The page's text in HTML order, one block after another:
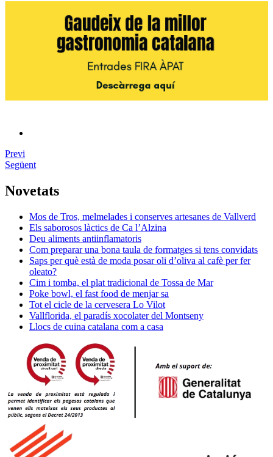
Previ
Següent
Novetats
Mos de Tros, melmelades i conserves artesanes de Vallverd
Els saborosos làctics de Ca l’Alzina
Deu aliments antiinflamatoris
Com preparar una bona taula de formatges si tens convidats
Saps per què està de moda posar oli d’oliva al cafè per fer
oleato?
Cim i tomba, el plat tradicional de Tossa de Mar
Poke bowl, el fast food de menjar sa
Tot el cicle de la cervesera Lo Vilot
Vallflorida, el paradís xocolater del Montseny
Llocs de cuina catalana com a casa